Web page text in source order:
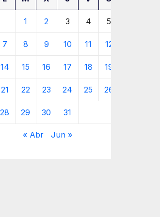
1 2 3 4 5
7 8 9 10 11 12
14 15 16 17 18 19
21 22 23 24 25 26
28 29 30 31
« Abr Jun »